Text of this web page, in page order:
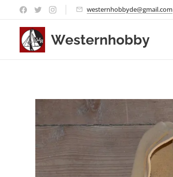
westernhobbyde@gmail.com
Westernhobby